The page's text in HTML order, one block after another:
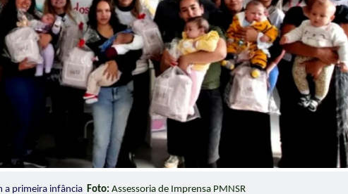
a primeira infância Foto: Assessoria de Imprensa PMNSR